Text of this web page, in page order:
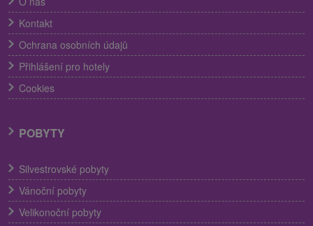
Kontakt
Ochrana osobních údajů
Přihlášení pro hotely
Cookies
POBYTY
Silvestrovské pobyty
Vánoční pobyty
Velikonoční pobyty